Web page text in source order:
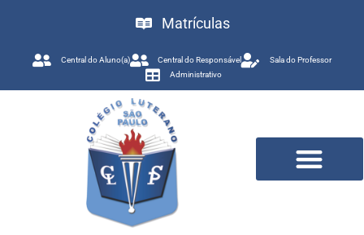
Matrículas
Central do Aluno(a) Central do Responsável
Sala do Professor
Administrativo